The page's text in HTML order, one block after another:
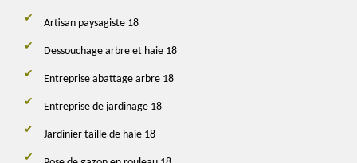
Artisan paysagiste 18
Dessouchage arbre et haie 18
Entreprise abattage arbre 18
Entreprise de jardinage 18
Jardinier taille de haie 18